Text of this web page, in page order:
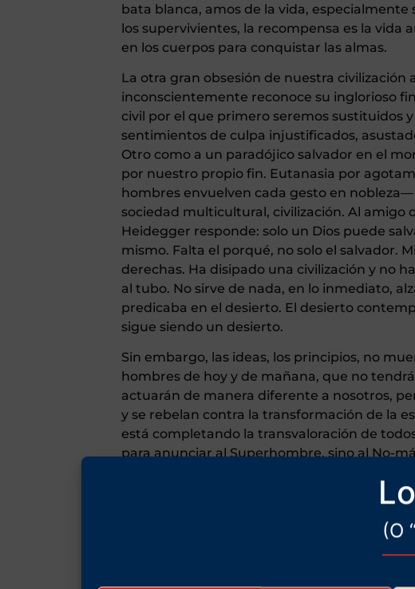
(O
bata blanca, amos de la vida, especialmente
los supervivientes, la recompensa es la
en los cuerpos para conquistar las almas.
La otra gran obsesión de nuestra
inconscientemente reconoce su inglorioso
civil por el que primero seremos sustituidos
sentimientos de culpa injustificados,
Otro como a un paradójico salvador en el
por nuestro propio fin. Eutanasia por
hombres envuelven cada gesto en
sociedad multicultural, civilización. Al amigo
Heidegger responde: solo un Dios puede
mismo. Falta el porqué, no solo el salvador.
derechas. Ha disipado una civilización y no
al tubo. No sirve de nada, en lo inmediato,
predicaba en el desierto. El desierto
sigue siendo un desierto.
Sin embargo, las ideas, los principios, no
hombres de hoy y de mañana, que no
actuarán de manera diferente a nosotros,
y se rebelan contra la transformación de la
está completando la transvaloración de
para anunciar al Superhombre, sino al No-
podemos callar, armados con una frase
El Maestro, desesperado por la censura